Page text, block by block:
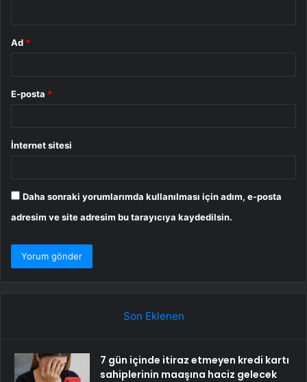
Ad *
E-posta *
İnternet sitesi
Daha sonraki yorumlarımda kullanılması için adım, e-posta
adresim ve site adresim bu tarayıcıya kaydedilsin.
Son Eklenen
7 gün içinde itiraz etmeyen kredi kartı
sahiplerinin maaşına haciz gelecek